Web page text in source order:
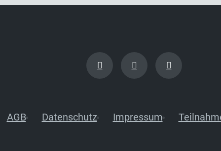
AGB Datenschutz Impressum